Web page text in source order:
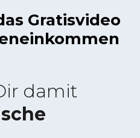
Gratisvideo
damit